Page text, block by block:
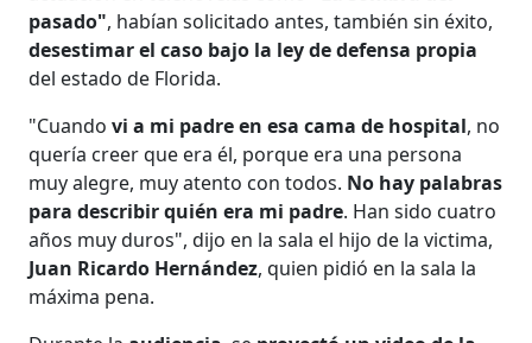
pasado", habían solicitado antes, también sin éxito,
desestimar el caso bajo la ley de defensa propia
del estado de Florida.
"Cuandovi a mi padre en esa cama de hospital, no
quería creer que era él, porque era una persona
muy alegre, muy atento con todos. No hay palabras
para describir quién era mi padre. Han sido cuatro
años muy duros", dijo en la sala el hijo de la victima,
Juan Ricardo Hernández, quien pidió en la sala la
máxima pena.